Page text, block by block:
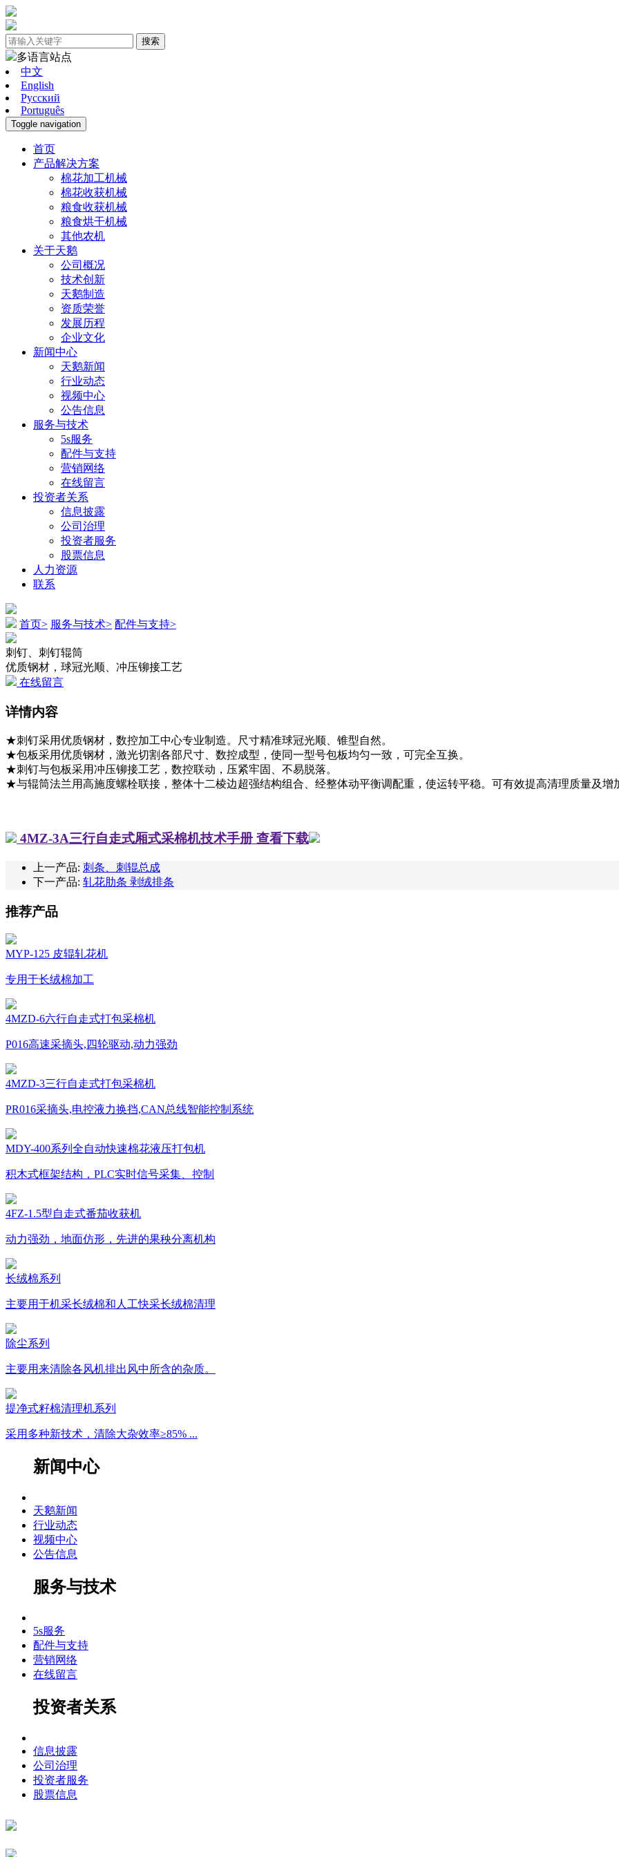
搜索
多语言站点
中文
English
Pусский
Português
Toggle navigation
首页
产品解决方案
棉花加工机械
棉花收获机械
粮食收获机械
粮食烘干机械
其他农机
关于天鹅
公司概况
技术创新
天鹅制造
资质荣誉
发展历程
企业文化
新闻中心
天鹅新闻
行业动态
视频中心
公告信息
服务与技术
5s服务
配件与支持
营销网络
在线留言
投资者关系
信息披露
公司治理
投资者服务
股票信息
人力资源
联系
首页> 服务与技术> 配件与支持>
刺钉、刺钉辊筒
优质钢材，球冠光顺、冲压铆接工艺
在线留言
详情内容
★刺钉采用优质钢材，数控加工中心专业制造。尺寸精准球冠光顺、锥型自然。
★包板采用优质钢材，激光切割各部尺寸、数控成型，使同一型号包板均匀一致，可完全互换。
★刺钉与包板采用冲压铆接工艺，数控联动，压紧牢固、不易脱落。
★与辊筒法兰用高施度螺栓联接，整体十二棱边超强结构组合、经整体动平衡调配重，使运转平稳。可有效提高清理质量及增
4MZ-3A三行自走式厢式采棉机技术手册 查看下载
上一产品: 刺条、刺辊总成
下一产品: 轧花肋条 剥绒排条
推荐产品
MYP-125 皮辊轧花机
专用于长绒棉加工
4MZD-6六行自走式打包采棉机
P016高速采摘头,四轮驱动,动力强劲
4MZD-3三行自走式打包采棉机
PR016采摘头,电控液力换挡,CAN总线智能控制系统
MDY-400系列全自动快速棉花液压打包机
积木式框架结构，PLC实时信号采集、控制
4FZ-1.5型自走式番茄收获机
动力强劲，地面仿形，先进的果秧分离机构
长绒棉系列
主要用于机采长绒棉和人工快采长绒棉清理
除尘系列
主要用来清除各风机排出风中所含的杂质。
提净式籽棉清理机系列
采用多种新技术，清除大杂效率≥85% ...
新闻中心
天鹅新闻
行业动态
视频中心
公告信息
服务与技术
5s服务
配件与支持
营销网络
在线留言
投资者关系
信息披露
公司治理
投资者服务
股票信息